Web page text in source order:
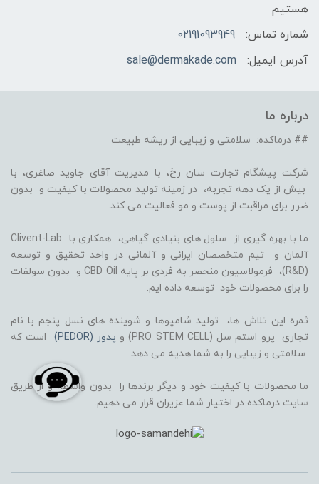
هستیم
شماره تماس:
02191093949
آدرس ایمیل:
sale@dermakade.com
درباره ما
## درماکده: سلامتی و زیبایی از ریشه طبیعت
شرکت پیشگام تجارت سان رخ، با مدیریت آقای جاوید صاغری، با
بیش از یک دهه تجربه، در زمینه تولید محصولات با کیفیت و بدون
ضرر برای مراقبت از پوست و مو فعالیت می کند.
ما با بهره گیری از سلول های بنیادی گیاهی، همکاری با Clivent-Lab
آلمان و تیم متخصصان ایرانی و آلمانی در واحد تحقیق و توسعه
(R&D)، فرمولاسیون منحصر به فردی بر پایه CBD Oil و بدون سولفات
را برای محصولات خود توسعه داده ایم.
ثمره این تلاش ها، تولید شامپوها و شوینده های نسل پنجم با نام
تجاری پرو استم سل (PRO STEM CELL) و
پدور (PEDOR)
است که
سلامتی و زیبایی را به شما هدیه می دهد.
ما محصولات با کیفیت خود و دیگر برندها را بدون واسطه و از طریق
سایت درماکده در اختیار شما عزیران قرار می دهیم.